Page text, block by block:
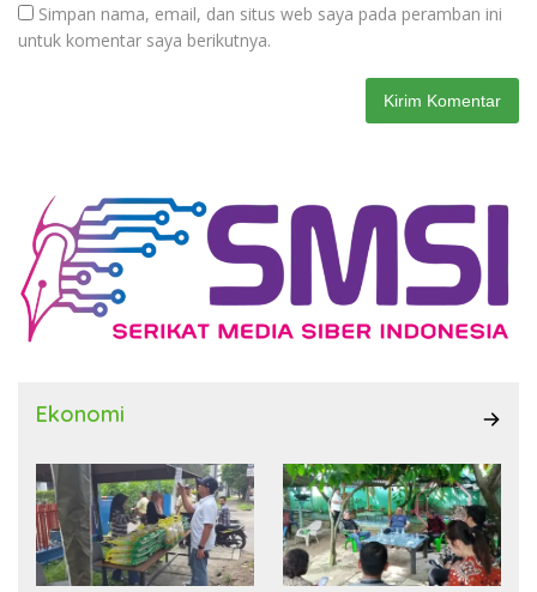
Simpan nama, email, dan situs web saya pada peramban ini
untuk komentar saya berikutnya.
Ekonomi